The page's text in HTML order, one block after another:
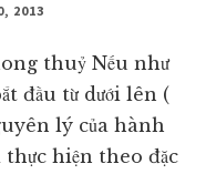
2013
thuỷ Nếu như
đầu từ dưới lên (
lý của hành
hiện theo đặc